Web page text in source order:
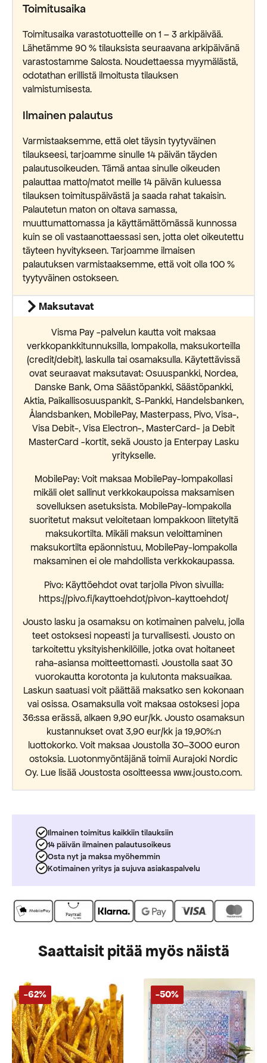
Toimitusaika
Toimitusaika varastotuotteille on 1 – 3 arkipäivää.
Lähetämme 90 % tilauksista seuraavana arkipäivänä
varastostamme Salosta. Noudettaessa myymälästä,
odotathan erillistä ilmoitusta tilauksen
valmistumisesta.
Ilmainen palautus
Varmistaaksemme, että olet täysin tyytyväinen
tilaukseesi, tarjoamme sinulle 14 päivän täyden
palautusoikeuden. Tämä antaa sinulle oikeuden
palauttaa matto/matot meille 14 päivän kuluessa
tilauksen toimituspäivästä ja saada rahat takaisin.
Palautetun maton on oltava samassa,
muuttumattomassa ja käyttämättömässä kunnossa
kuin se oli vastaanottaessasi sen, jotta olet oikeutettu
täyteen hyvitykseen. Tarjoamme ilmaisen
palautuksen varmistaaksemme, että voit olla 100 %
tyytyväinen ostokseen.
Maksutavat
Visma Pay -palvelun kautta voit maksaa
verkkopankkitunnuksilla, lompakolla, maksukorteilla
(credit/debit), laskulla tai osamaksulla. Käytettävissä
ovat seuraavat maksutavat: Osuuspankki, Nordea,
Danske Bank, Oma Säästöpankki, Säästöpankki,
Aktia, Paikallisosuuspankit, S-Pankki, Handelsbanken,
Ålandsbanken, MobilePay, Masterpass, Pivo, Visa-,
Visa Debit-, Visa Electron-, MasterCard- ja Debit
MasterCard -kortit, sekä Jousto ja Enterpay Lasku
yritykselle.
MobilePay: Voit maksaa MobilePay-lompakollasi
mikäli olet sallinut verkkokaupoissa maksamisen
sovelluksen asetuksista. MobilePay-lompakolla
suoritetut maksut veloitetaan lompakkoon liitetyltä
maksukortilta. Mikäli maksun veloittaminen
maksukortilta epäonnistuu, MobilePay-lompakolla
maksaminen ei ole mahdollista verkkokaupassa.
Pivo: Käyttöehdot ovat tarjolla Pivon sivuilla:
https://pivo.fi/kayttoehdot/pivon-kayttoehdot/
Jousto lasku ja osamaksu on kotimainen palvelu, jolla
teet ostoksesi nopeasti ja turvallisesti. Jousto on
tarkoitettu yksityishenkilöille, jotka ovat hoitaneet
raha-asiansa moitteettomasti. Joustolla saat 30
vuorokautta korotonta ja kulutonta maksuaikaa.
Laskun saatuasi voit päättää maksatko sen kokonaan
vai osissa. Osamaksulla voit maksaa ostoksesi jopa
36:ssa erässä, alkaen 9,90 eur/kk. Jousto osamaksun
kustannukset ovat 3,90 eur/kk ja 19,90%:n
luottokorko. Voit maksaa Joustolla 30–3000 euron
ostoksia. Luotonmyöntäjänä toimii Aurajoki Nordic
Oy. Lue lisää Joustosta osoitteessa www.jousto.com.
Ilmainen toimitus kaikkiin tilauksiin
14 päivän ilmainen palautusoikeus
Osta nyt ja maksa myöhemmin
Kotimainen yritys ja sujuva asiakaspalvelu
Saattaisit pitää myös näistä
-62% -50%